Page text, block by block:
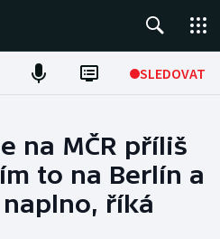
SLEDOVAT
na MČR příliš
to na Berlín a
říká